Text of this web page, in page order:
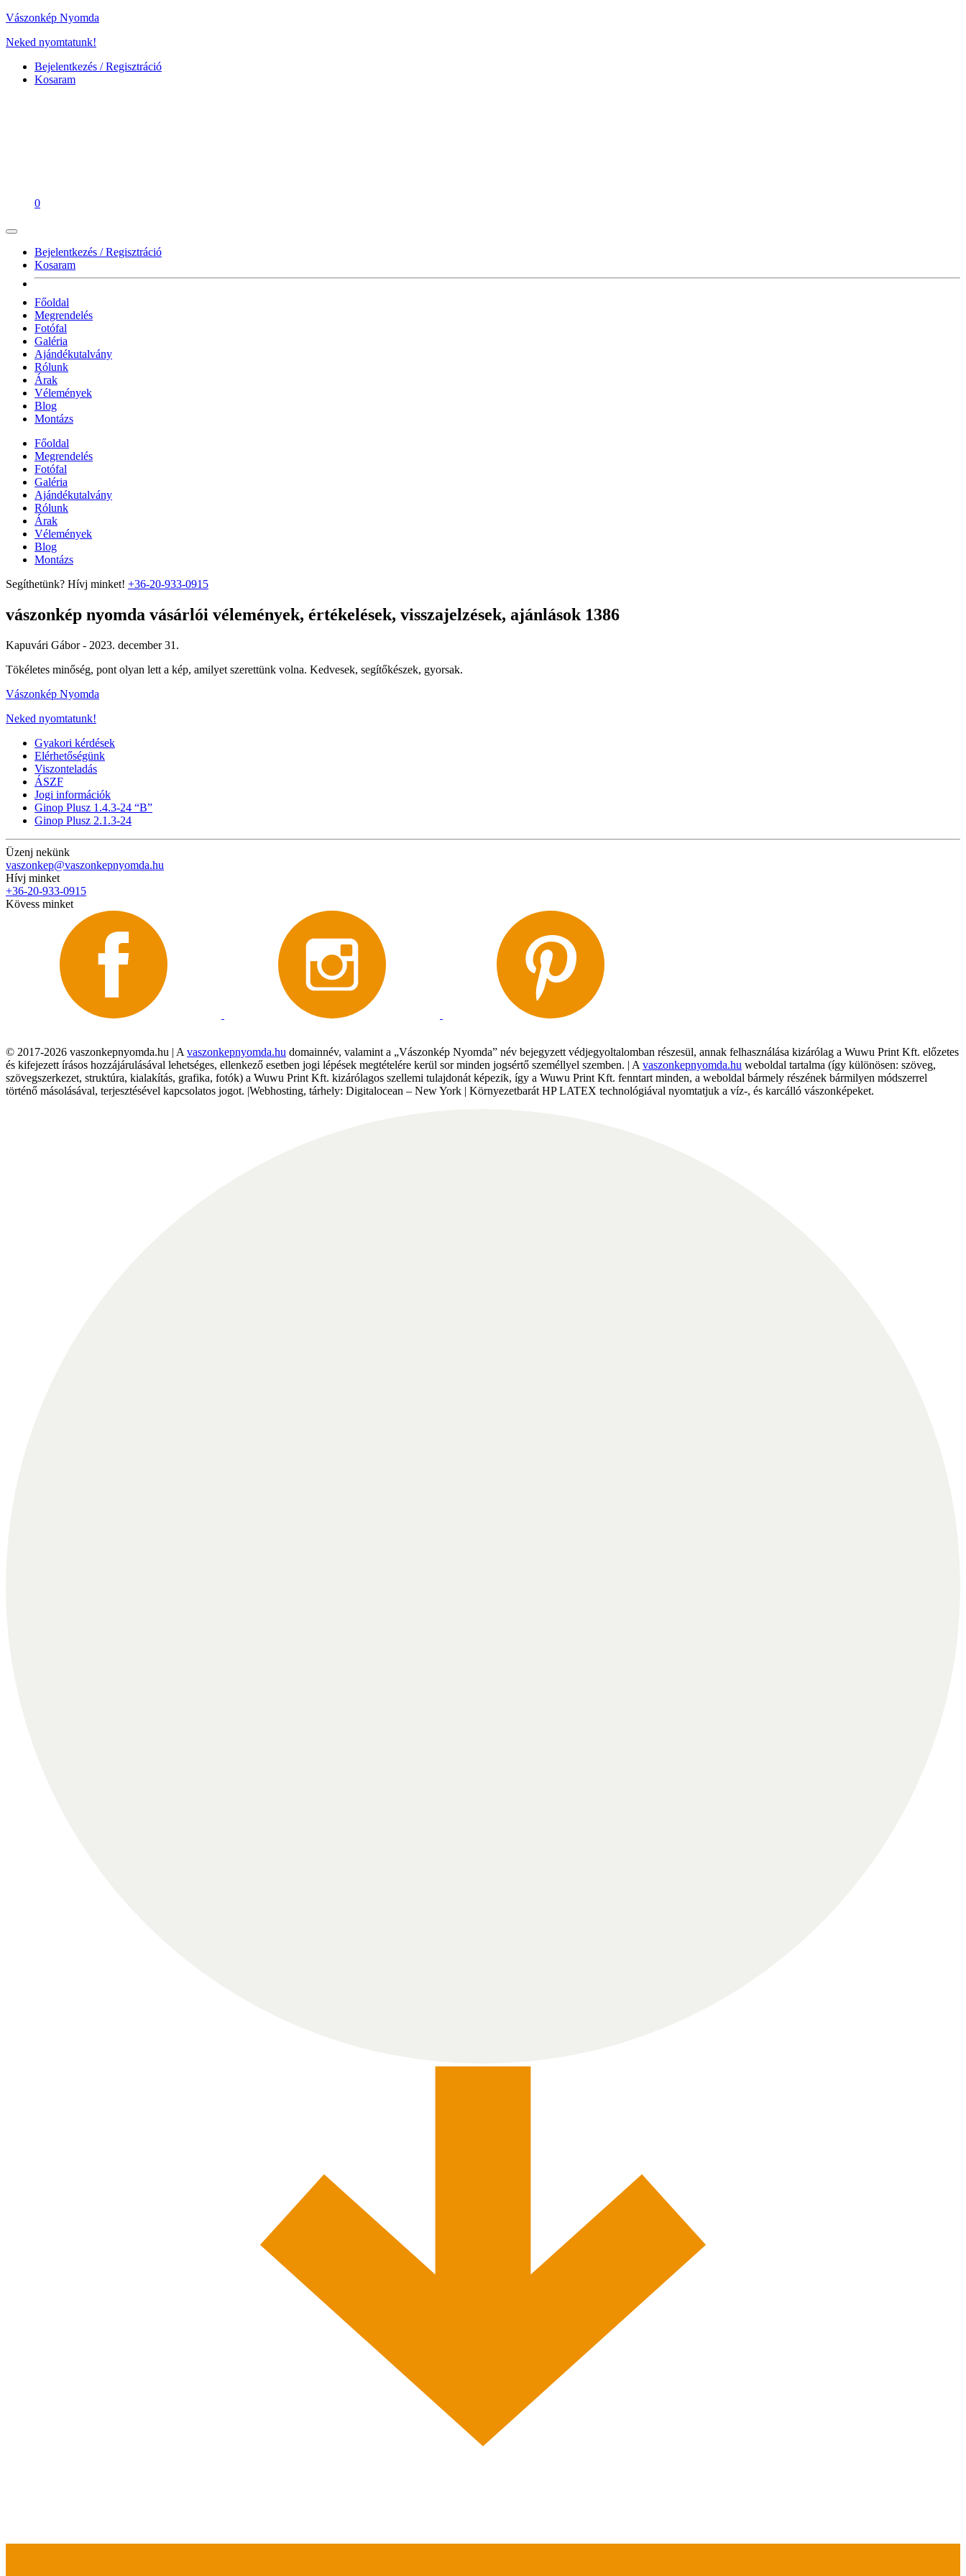
Vászonkép Nyomda
Neked nyomtatunk!
Bejelentkezés / Regisztráció
Kosaram
0
Bejelentkezés / Regisztráció
Kosaram
Főoldal
Megrendelés
Fotófal
Galéria
Ajándékutalvány
Rólunk
Árak
Vélemények
Blog
Montázs
Főoldal
Megrendelés
Fotófal
Galéria
Ajándékutalvány
Rólunk
Árak
Vélemények
Blog
Montázs
Segíthetünk? Hívj minket! +36-20-933-0915
vászonkép nyomda vásárlói vélemények, értékelések, visszajelzések, ajánlások 1386
Kapuvári Gábor - 2023. december 31.
Tökéletes minőség, pont olyan lett a kép, amilyet szerettünk volna. Kedvesek, segítőkészek, gyorsak.
Vászonkép Nyomda
Neked nyomtatunk!
Gyakori kérdések
Elérhetőségünk
Viszonteladás
ÁSZF
Jogi információk
Ginop Plusz 1.4.3-24 “B”
Ginop Plusz 2.1.3-24
Üzenj nekünk
vaszonkep@vaszonkepnyomda.hu
Hívj minket
+36-20-933-0915
Kövess minket
© 2017-2026 vaszonkepnyomda.hu | A vaszonkepnyomda.hu domainnév, valamint a „Vászonkép Nyomda” név bejegyzett védjegyoltalomban részesül, annak felhasználása kizárólag a Wuwu Print Kft. előzetes
és kifejezett írásos hozzájárulásával lehetséges, ellenkező esetben jogi lépések megtételére kerül sor minden jogsértő személlyel szemben. | A vaszonkepnyomda.hu weboldal tartalma (így különösen: szöveg,
szövegszerkezet, struktúra, kialakítás, grafika, fotók) a Wuwu Print Kft. kizárólagos szellemi tulajdonát képezik, így a Wuwu Print Kft. fenntart minden, a weboldal bármely részének bármilyen módszerrel
történő másolásával, terjesztésével kapcsolatos jogot. |Webhosting, tárhely: Digitalocean – New York | Környezetbarát HP LATEX technológiával nyomtatjuk a víz-, és karcálló vászonképeket.